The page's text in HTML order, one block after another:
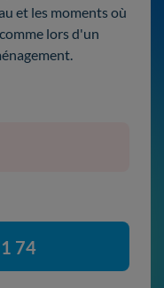
et les moments où
lors d'un
74